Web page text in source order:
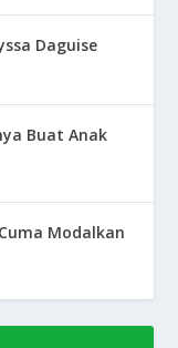
Daguise
Buat Anak
Modalkan